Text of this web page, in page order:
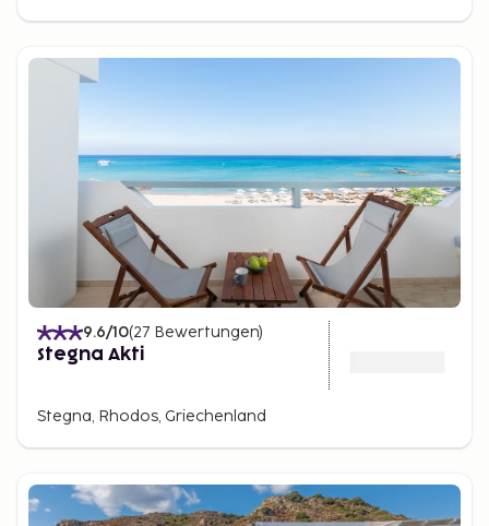
9.6/10(27 Bewertungen)
Stegna Akti
Stegna, Rhodos, Griechenland